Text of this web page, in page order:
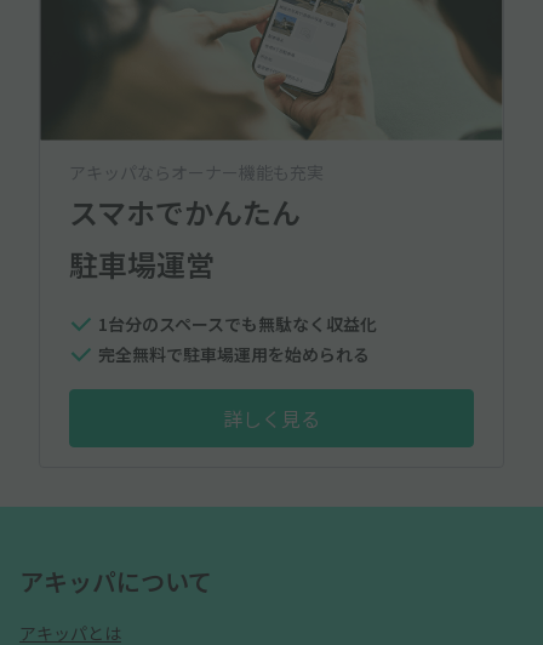
アキッパならオーナー機能も充実
スマホでかんたん
駐車場運営
1台分のスペースでも無駄なく収益化
完全無料で駐車場運用を始められる
詳しく見る
アキッパについて
アキッパとは